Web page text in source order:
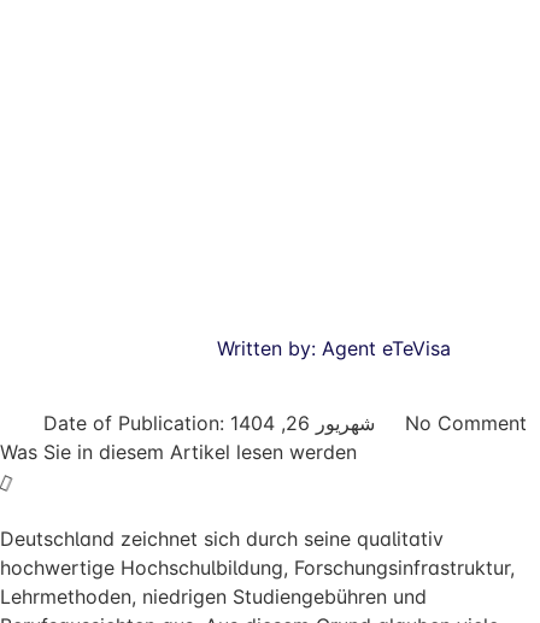
Written by:Agent eTeVisa
Date of Publication: شهریور 26, 1404
No Comment
Was Sie in diesem Artikel lesen werden
Deutschland zeichnet sich durch seine qualitativ
hochwertige Hochschulbildung, Forschungsinfrastruktur,
Lehrmethoden, niedrigen Studiengebühren und